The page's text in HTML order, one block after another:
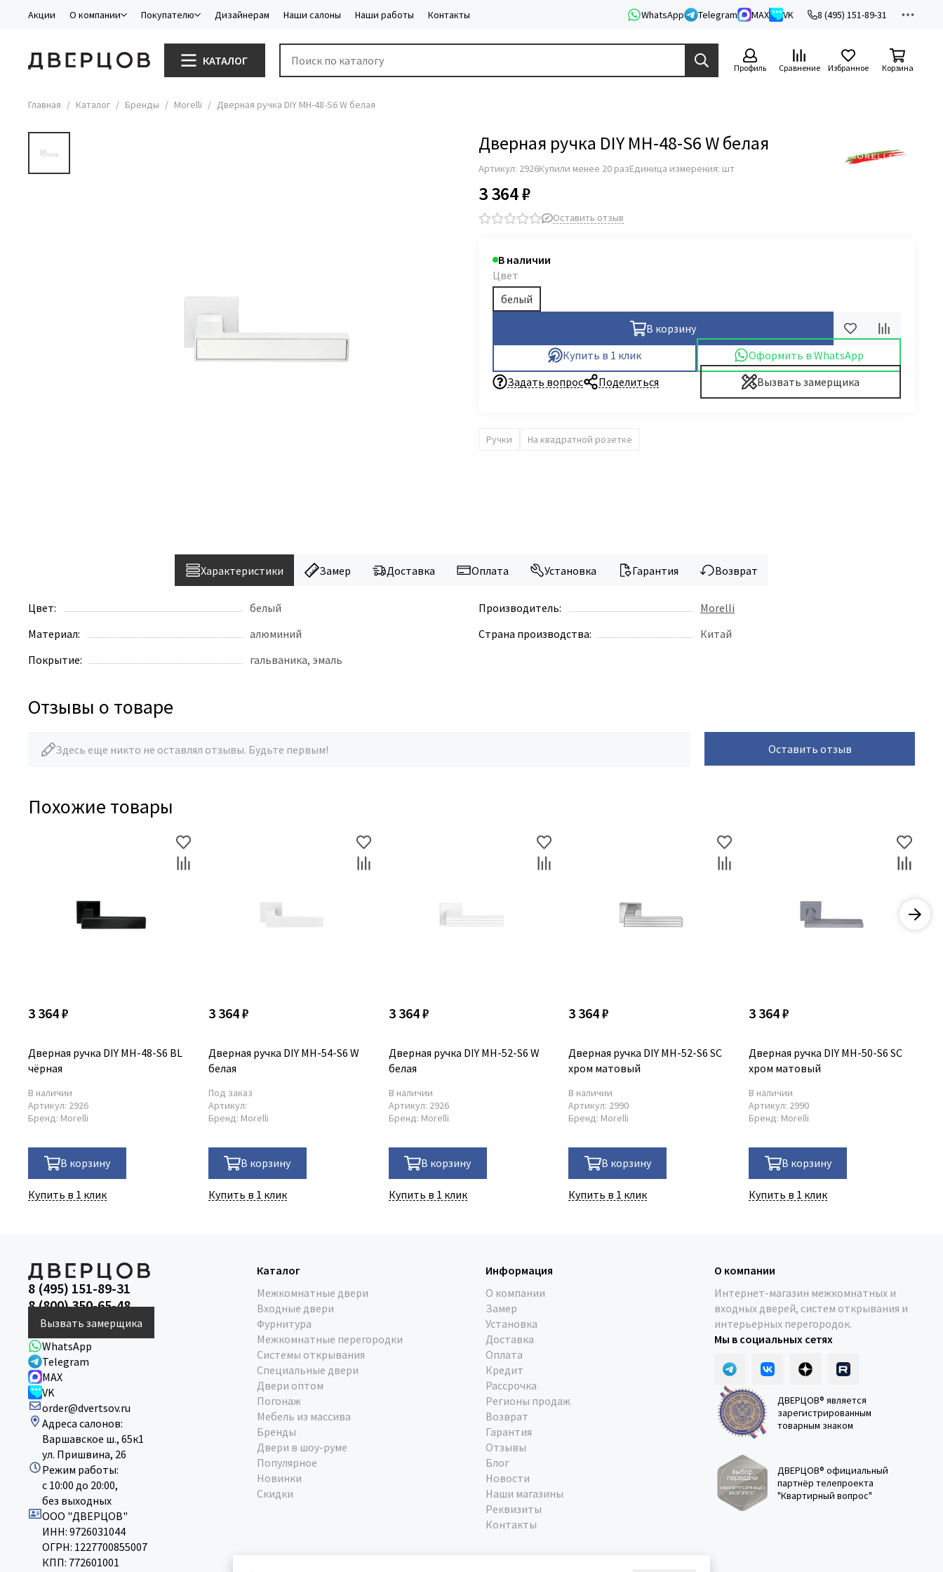
Акции О компании Покупателю Дизайнерам Наши салоны Наши работы Контакты WhatsApp Telegram MAX VK 8 (495) 151-89-31
КАТАЛОГ
Профиль Сравнение Избранное Корзина
Главная Каталог Бренды Morelli Дверная ручка DIY MH-48-S6 W белая
Дверная ручка DIY MH-48-S6 W белая
Артикул: 2926Купили менее 20 разЕдиница измерения: шт
3 364 ₽
Оставить отзыв
В наличии
Цвет
белый
В корзину
Купить в 1 клик
Оформить в WhatsApp
Вызвать замерщика
Задать вопрос Поделиться
Ручки На квадратной розетке
Характеристики Замер Доставка Оплата Установка Гарантия Возврат
Цвет:
белый
Материал:
алюминий
Покрытие:
гальваника, эмаль
Производитель:
Morelli
Страна производства:
Китай
Отзывы о товаре
Здесь еще никто не оставлял отзывы. Будьте первым! Оставить отзыв
Похожие товары
3 364 ₽
Дверная ручка DIY MH-48-S6 BL
чёрная
В наличии
Артикул: 2926
Бренд: Morelli
В корзину
Купить в 1 клик
3 364 ₽
Дверная ручка DIY MH-54-S6 W
белая
Под заказ
Артикул:
Бренд: Morelli
В корзину
Купить в 1 клик
3 364 ₽
Дверная ручка DIY MH-52-S6 W
белая
В наличии
Артикул: 2926
Бренд: Morelli
В корзину
Купить в 1 клик
3 364 ₽
Дверная ручка DIY MH-52-S6 SC
хром матовый
В наличии
Артикул: 2990
Бренд: Morelli
В корзину
Купить в 1 клик
3 364 ₽
Дверная ручка DIY MH-50-S6 SC
хром матовый
В наличии
Артикул: 2990
Бренд: Morelli
В корзину
Купить в 1 клик
8 (495) 151-89-31
8 (800) 350-65-48
Вызвать замерщика
WhatsApp
Telegram
MAX
VK
order@dvertsov.ru
Адреса салонов:
Варшавское ш., 65к1
ул. Пришвина, 26
Режим работы:
с 10:00 до 20:00,
без выходных
ООО "ДВЕРЦОВ"
ИНН: 9726031044
ОГРН: 1227700855007
КПП: 772601001
Каталог
Межкомнатные двери
Входные двери
Фурнитура
Межкомнатные перегородки
Системы открывания
Специальные двери
Двери оптом
Погонаж
Мебель из массива
Бренды
Двери в шоу-руме
Популярное
Новинки
Скидки
Информация
О компании
Замер
Установка
Доставка
Оплата
Кредит
Рассрочка
Регионы продаж
Возврат
Гарантия
Отзывы
Блог
Новости
Наши магазины
Реквизиты
Контакты
О компании
Интернет-магазин межкомнатных и
входных дверей, систем открывания и
интерьерных перегородок.
Мы в социальных сетях
ДВЕРЦОВ® является
зарегистрированным
товарным знаком
ДВЕРЦОВ® официальный
партнёр телепроекта
"Квартирный вопрос"